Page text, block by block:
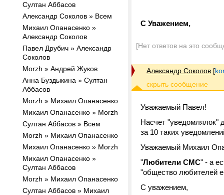
Султан Аббасов
Александр Соколов » Всем
Михаил Опанасенко »
Александр Соколов
Павел Друбич » Александр
Соколов
Morzh » Андрей Жуков
Анна Буздыкина » Султан
Аббасов
Morzh » Михаил Опанасенко
Михаил Опанасенко » Morzh
Султан Аббасов » Всем
Morzh » Михаил Опанасенко
Михаил Опанасенко » Morzh
Михаил Опанасенко »
Султан Аббасов
Morzh » Михаил Опанасенко
Султан Аббасов » Михаил
С Уважением,
[Нет ответов на это
Александр Соколов [
Уважаемый Павел!
Насчет "уведомлялок"
за 10 таких
Уважаемый Михаил
"Любители СМС" - а
"общество любителей
С уважением,